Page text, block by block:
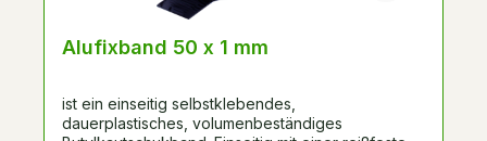
Alufixband 50 x 1 mm
ist ein einseitig selbstklebendes,
dauerplastisches, volumenbeständiges